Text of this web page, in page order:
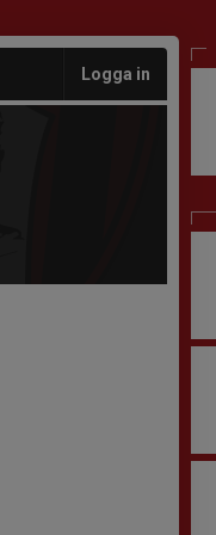
Logga in